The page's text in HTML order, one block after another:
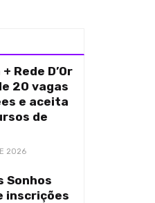
Rede D’Or
20 vagas
e aceita
de
2026
Sonhos
inscrições